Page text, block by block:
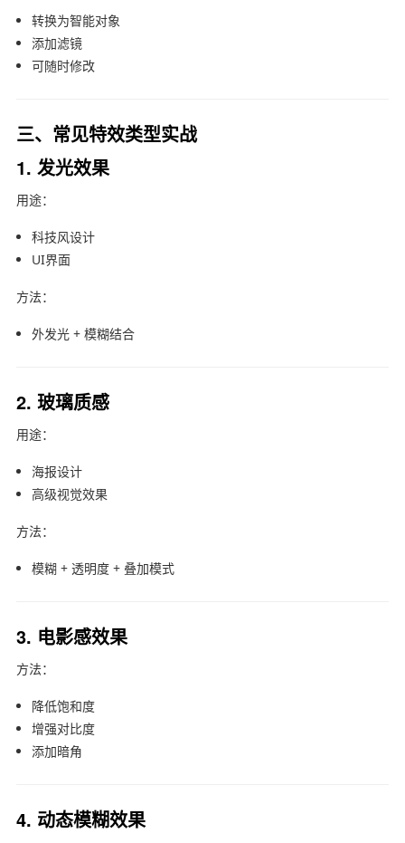
转换为智能对象
添加滤镜
可随时修改
三、常见特效类型实战
1. 发光效果
用途：
科技风设计
UI界面
方法：
外发光 + 模糊结合
2. 玻璃质感
用途：
海报设计
高级视觉效果
方法：
模糊 + 透明度 + 叠加模式
3. 电影感效果
方法：
降低饱和度
增强对比度
添加暗角
4. 动态模糊效果